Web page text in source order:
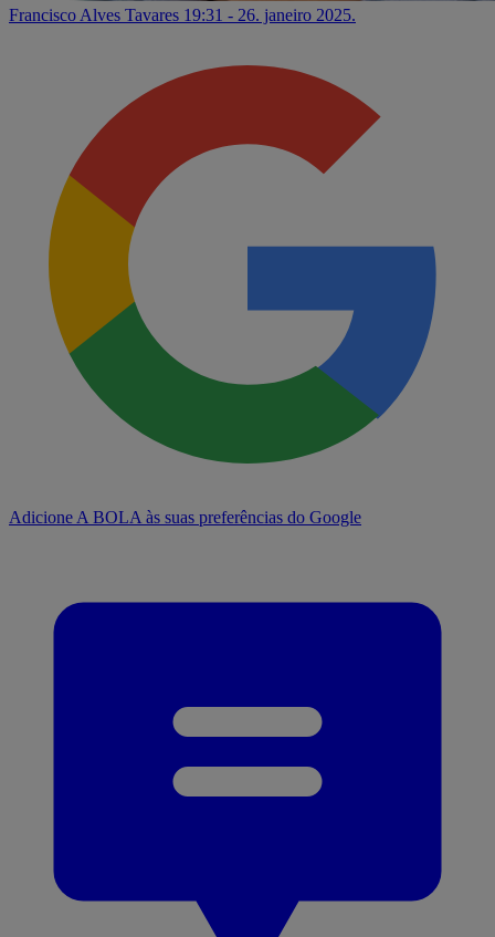
Francisco Alves Tavares 19:31 - 26. janeiro 2025.
Adicione A BOLA às suas preferências do Google